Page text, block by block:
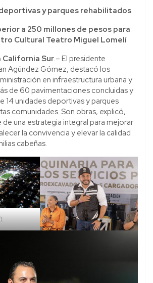
y parques rehabilitados
a 250 millones de pesos para
Cultural Teatro Miguel Lomelí
California Sur.– El presidente
Agúndez Gómez, destacó los
en infraestructura urbana y
de 60 pavimentaciones concluidas y
14 unidades deportivas y parques
comunidades. Son obras, explicó,
una estrategia integral para mejorar
la convivencia y elevar la calidad
cabeñas.